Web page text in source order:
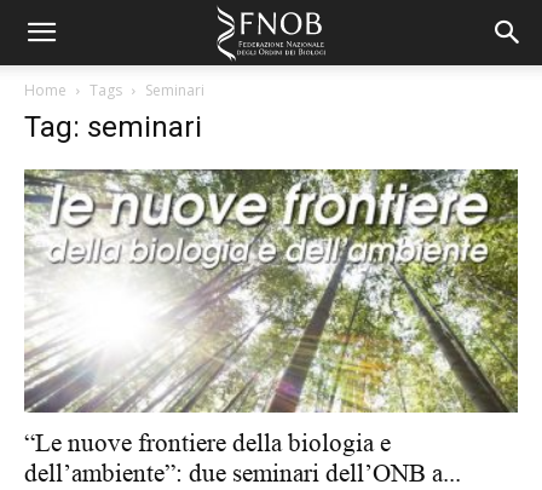
Home Tags Seminari
Tag: seminari
“Le nuove frontiere della biologia e
dell’ambiente”: due seminari dell’ONB a...